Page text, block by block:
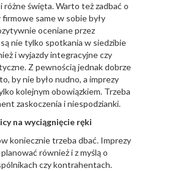
różne święta. Warto też zadbać o
same w sobie były
oceniane przez
nie tylko spotkania w siedzibie
i wyjazdy integracyjne czy
Z pewnością jednak dobrze
by nie było nudno, a imprezy
kolejnym obowiązkiem. Trzeba
zaskoczenia i niespodzianki.
na wyciągnięcie ręki
koniecznie trzeba dbać. Imprezy
również i z myślą o
czy kontrahentach.